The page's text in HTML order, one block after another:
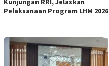
Pelaksanaan Program LHM 2026